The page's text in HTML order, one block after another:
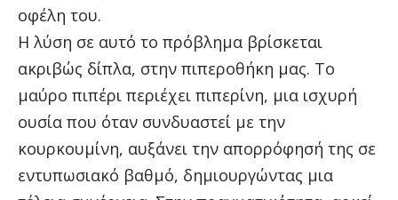
οφέλη του.
Η λύση σε αυτό το πρόβλημα βρίσκεται
ακριβώς δίπλα, στην πιπεροθήκη μας. Το
μαύρο πιπέρι περιέχει πιπερίνη, μια ισχυρή
ουσία που όταν συνδυαστεί με την
κουρκουμίνη, αυξάνει την απορρόφησή της σε
εντυπωσιακό βαθμό, δημιουργώντας μια